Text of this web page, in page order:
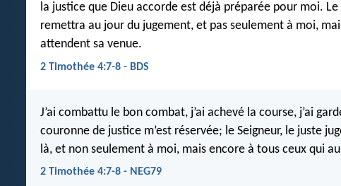
la justice que Dieu accorde est déjà préparée pour moi. Le
remettra au jour du jugement, et pas seulement à moi,
attendent sa venue.
2 Timothée 4:7-8 - BDS
J’ai combattu le bon combat, j’ai achevé la course, j’ai
couronne de justice m’est réservée; le Seigneur, le juste
là, et non seulement à moi, mais encore à tous ceux qui
2 Timothée 4:7-8 - NEG79